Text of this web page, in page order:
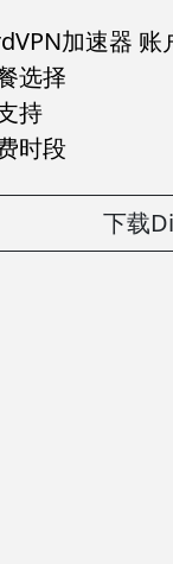
加速器 账
选择
持
时段
下载